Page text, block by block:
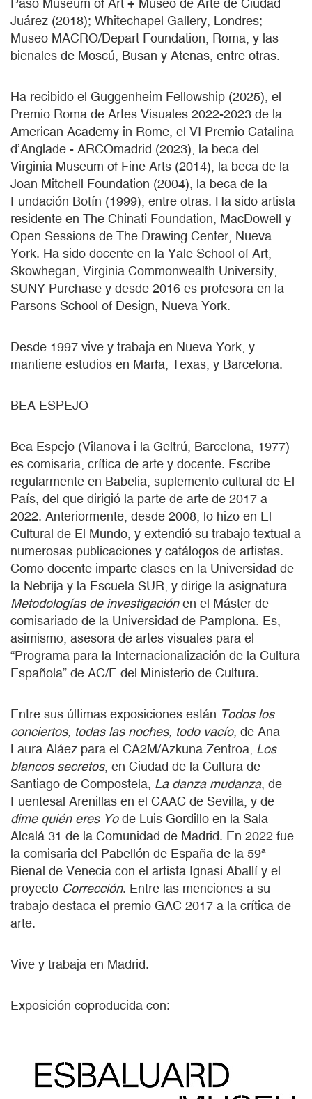
Paso Museum of Art + Museo de Arte de Ciudad
Juárez (2018); Whitechapel Gallery, Londres;
Museo MACRO/Depart Foundation, Roma, y las
bienales de Moscú, Busan y Atenas, entre otras.
Ha recibido el Guggenheim Fellowship (2025), el
Premio Roma de Artes Visuales 2022-2023 de la
American Academy in Rome, el VI Premio Catalina
d’Anglade - ARCOmadrid (2023), la beca del
Virginia Museum of Fine Arts (2014), la beca de la
Joan Mitchell Foundation (2004), la beca de la
Fundación Botín (1999), entre otras. Ha sido artista
residente en The Chinati Foundation, MacDowell y
Open Sessions de The Drawing Center, Nueva
York. Ha sido docente en la Yale School of Art,
Skowhegan, Virginia Commonwealth University,
SUNY Purchase y desde 2016 es profesora en la
Parsons School of Design, Nueva York.
Desde 1997 vive y trabaja en Nueva York, y
mantiene estudios en Marfa, Texas, y Barcelona.
BEA ESPEJO
Bea Espejo (Vilanova i la Geltrú, Barcelona, 1977)
es comisaria, crítica de arte y docente. Escribe
regularmente en Babelia, suplemento cultural de El
País, del que dirigió la parte de arte de 2017 a
2022. Anteriormente, desde 2008, lo hizo en El
Cultural de El Mundo, y extendió su trabajo textual a
numerosas publicaciones y catálogos de artistas.
Como docente imparte clases en la Universidad de
la Nebrija y la Escuela SUR, y dirige la asignatura
Metodologías de investigaciónen el Máster de
comisariado de la Universidad de Pamplona. Es,
asimismo, asesora de artes visuales para el
“Programa para la Internacionalización de la Cultura
Española” de AC/E del Ministerio de Cultura.
Entre sus últimas exposiciones están Todos los
conciertos, todas las noches, todo vacío, de Ana
Laura Aláez para el CA2M/Azkuna Zentroa, Los
blancos secretos, en Ciudad de la Cultura de
Santiago de Compostela, La danza mudanza, de
Fuentesal Arenillas en el CAAC de Sevilla, y de
dime quién eres Yode Luis Gordillo en la Sala
Alcalá 31 de la Comunidad de Madrid. En 2022 fue
la comisaria del Pabellón de España de la 59ª
Bienal de Venecia con el artista Ignasi Aballí y el
proyecto Corrección. Entre las menciones a su
trabajo destaca el premio GAC 2017 a la crítica de
arte.
Vive y trabaja en Madrid.
Exposición coproducida con: